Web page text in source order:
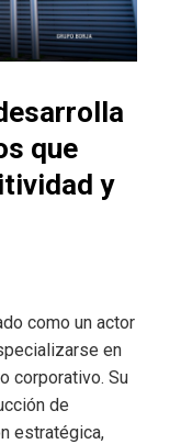
que
y
como un actor
en
corporativo. Su
de
estratégica,